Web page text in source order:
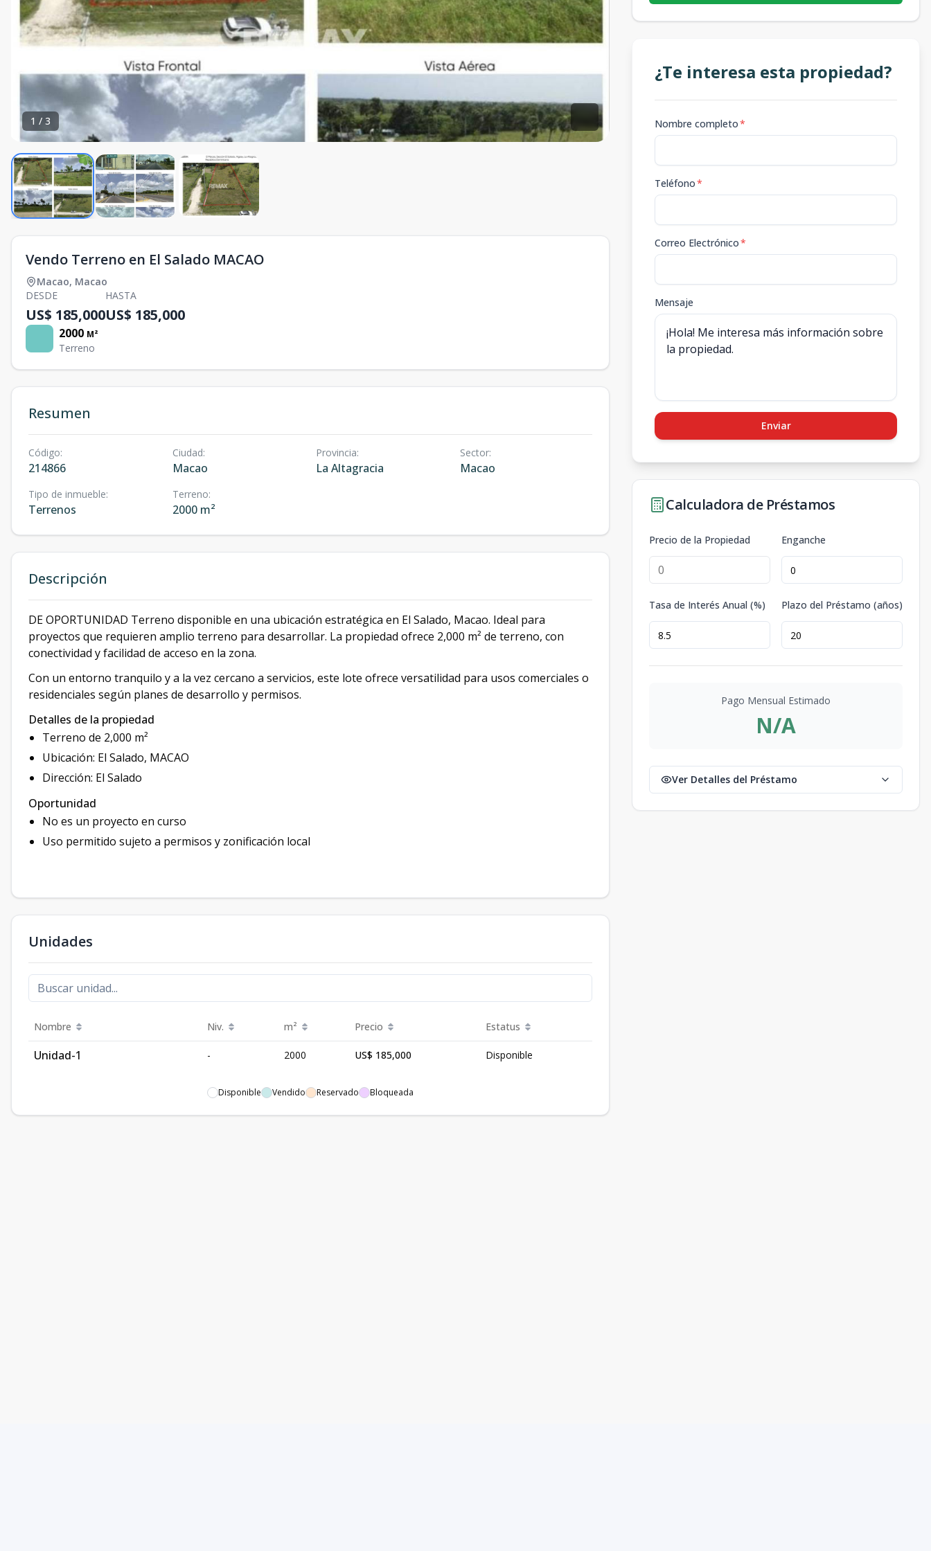
1 / 3
Vendo Terreno en El Salado MACAO
Macao, Macao
DESDE
US$ 185,000
HASTA
US$ 185,000
2000 M²
Terreno
Resumen
Código:
214866
Ciudad:
Macao
Provincia:
La Altagracia
Sector:
Macao
Tipo de inmueble:
Terrenos
Terreno:
2000 m²
Descripción
DE OPORTUNIDAD Terreno disponible en una ubicación estratégica en El Salado, Macao. Ideal para
proyectos que requieren amplio terreno para desarrollar. La propiedad ofrece 2,000 m² de terreno, con
conectividad y facilidad de acceso en la zona.
Con un entorno tranquilo y a la vez cercano a servicios, este lote ofrece versatilidad para usos comerciales o
residenciales según planes de desarrollo y permisos.
Detalles de la propiedad
Terreno de 2,000 m²
Ubicación: El Salado, MACAO
Dirección: El Salado
Oportunidad
No es un proyecto en curso
Uso permitido sujeto a permisos y zonificación local
Unidades
Nombre Niv. m² Precio Estatus
Unidad-1 - 2000 US$ 185,000 Disponible
Disponible Vendido Reservado Bloqueada
¿Te interesa esta propiedad?
Nombre completo*
Teléfono*
Correo Electrónico*
Mensaje
Enviar
Calculadora de Préstamos
Precio de la Propiedad Enganche
Tasa de Interés Anual (%) Plazo del Préstamo (años)
Pago Mensual Estimado
N/A
Ver Detalles del Préstamo